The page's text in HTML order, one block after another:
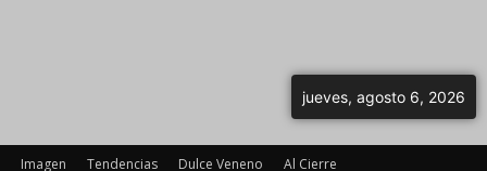
Imagen Tendencias Dulce Veneno Al Cierre
jueves, agosto 6, 2026